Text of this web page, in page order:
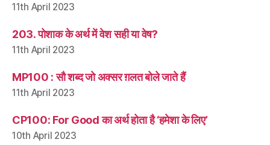
11th April 2023
203. पोशाक के अर्थ में वेश सही या वेष?
11th April 2023
MP100 : सौ शब्द जो अक्सर ग़लत बोले जाते हैं
11th April 2023
CP100: For Good का अर्थ होता है ‘हमेशा के लिए’
10th April 2023